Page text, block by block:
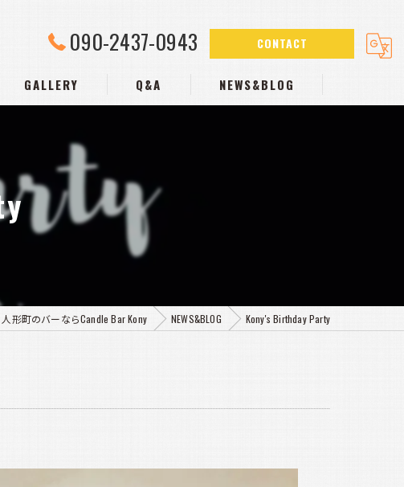
090-2437-0943 CONTACT
GALLERY Q&A NEWS&BLOG
人形町のバーならCandle Bar Kony NEWS&BLOG Kony's Birthday Party